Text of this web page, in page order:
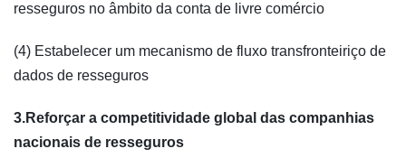
resseguros no âmbito da conta de livre comércio
(4) Estabelecer um mecanismo de fluxo transfronteiriço de
dados de resseguros
3.Reforçar a competitividade global das companhias
nacionais de resseguros